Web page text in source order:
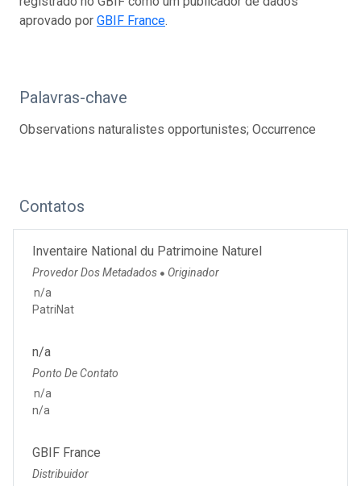
aprovado por GBIF France.
Palavras-chave
Observations naturalistes opportunistes; Occurrence
Contatos
Inventaire National du Patrimoine Naturel
Provedor Dos Metadados ● Originador
n/a
PatriNat
n/a
Ponto De Contato
n/a
n/a
GBIF France
Distribuidor